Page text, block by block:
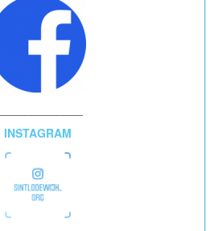
INSTAGRAM